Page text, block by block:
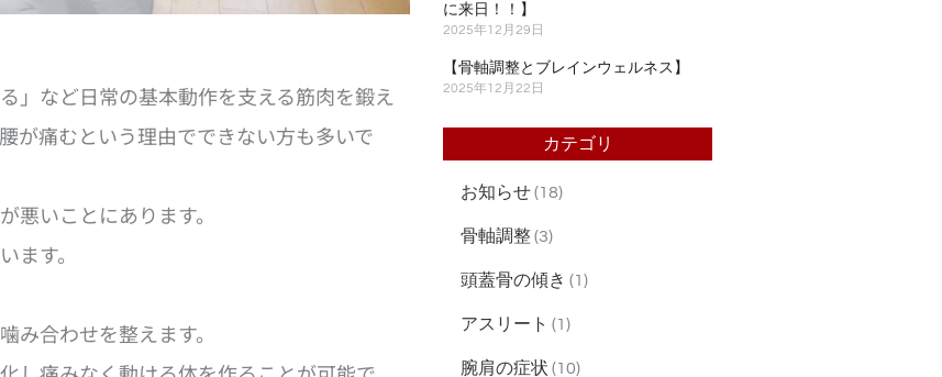
」など日常の基本動作を支える筋肉を鍛え
が痛むという理由でできない方も多いで
悪いことにあります。
ます。
み合わせを整えます。
に来日！！】
2025年12月29日
【骨軸調整とブレインウェルネス】
2025年12月22日
カテゴリ
お知らせ(18)
骨軸調整(3)
頭蓋骨の傾き (1)
アスリート (1)
腕肩の症状 (10)